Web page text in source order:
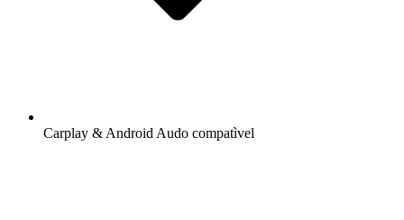
Carplay & Android Audo compatìvel